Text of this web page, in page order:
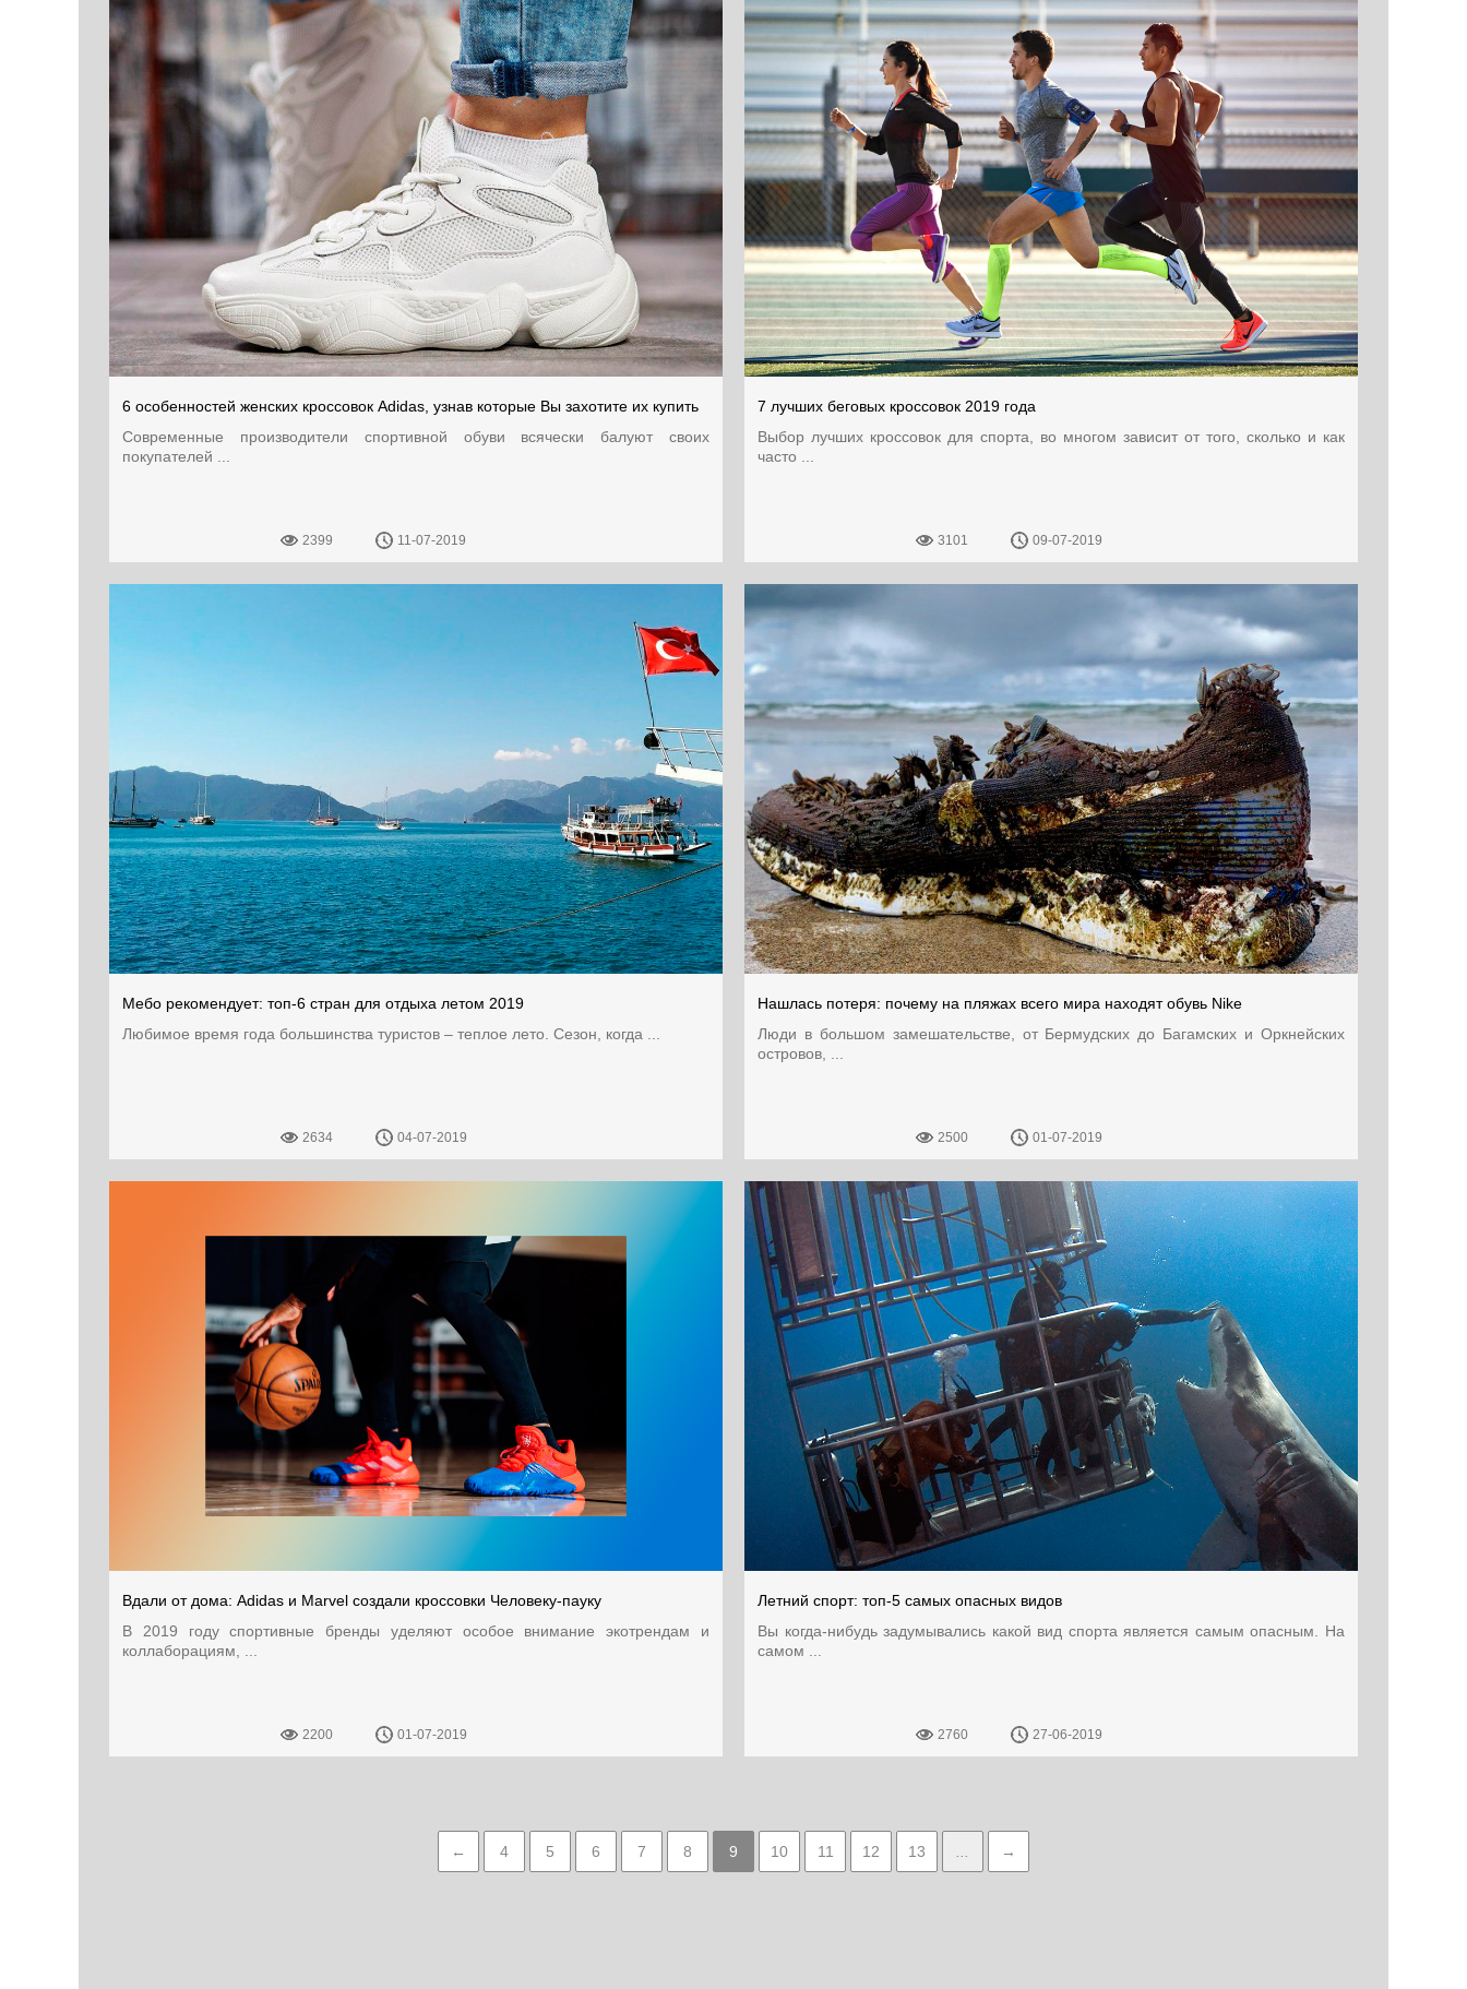
6 особенностей женских кроссовок Adidas, узнав которые Вы захотите их купить
Современные производители спортивной обуви всячески балуют своих
покупателей ...
2399 11-07-2019
7 лучших беговых кроссовок 2019 года
Выбор лучших кроссовок для спорта, во многом зависит от того, сколько и как
часто ...
3101 09-07-2019
Мебо рекомендует: топ-6 стран для отдыха летом 2019
Любимое время года большинства туристов – теплое лето. Сезон, когда ...
2634 04-07-2019
Нашлась потеря: почему на пляжах всего мира находят обувь Nike
Люди в большом замешательстве, от Бермудских до Багамских и Оркнейских
островов, ...
2500 01-07-2019
Вдали от дома: Adidas и Marvel создали кроссовки Человеку-пауку
В 2019 году спортивные бренды уделяют особое внимание экотрендам и
коллаборациям, ...
2200 01-07-2019
Летний спорт: топ-5 самых опасных видов
Вы когда-нибудь задумывались какой вид спорта является самым опасным. На
самом ...
2760 27-06-2019
← 4 5 6 7 8 9 10 11 12 13 →